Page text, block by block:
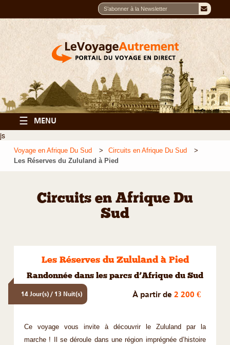
☰ MENU
js
Voyage en Afrique Du Sud
Circuits en Afrique Du Sud
Les Réserves du Zululand à Pied
Circuits en Afrique Du
Sud
Les Réserves du Zululand à Pied
Randonnée dans les parcs d’Afrique du Sud
14 Jour(s) / 13 Nuit(s) À partir de 2 200 €
Ce voyage vous invite à découvrir le Zululand par la
marche ! Il se déroule dans une région imprégnée d’histoire